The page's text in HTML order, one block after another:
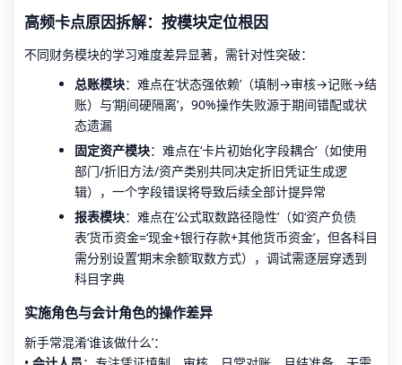
高频卡点原因拆解：按模块定位根因
不同财务模块的学习难度差异显著，需针对性突破：
总账模块：难点在‘状态强依赖’（填制→审核→记账→结
账）与‘期间硬隔离’，90%操作失败源于期间错配或状
态遗漏
固定资产模块：难点在‘卡片初始化字段耦合’（如使用
部门/折旧方法/资产类别共同决定折旧凭证生成逻
辑），一个字段错误将导致后续全部计提异常
报表模块：难点在‘公式取数路径隐性’（如‘资产负债
表’货币资金=‘现金+银行存款+其他货币资金’，但各科目
需分别设置‘期末余额’取数方式），调试需逐层穿透到
科目字典
实施角色与会计角色的操作差异
新手常混淆‘谁该做什么’：